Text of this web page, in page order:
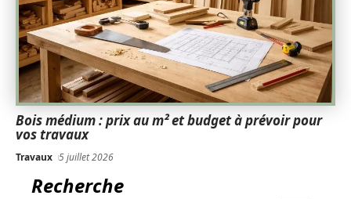
Bois médium : prix au m² et budget à prévoir pour
vos travaux
Travaux 5 juillet 2026
Recherche